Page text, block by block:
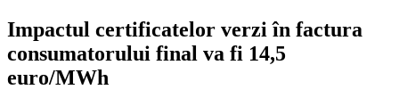
Impactul certificatelor verzi în factura
consumatorului final va fi 14,5
euro/MWh